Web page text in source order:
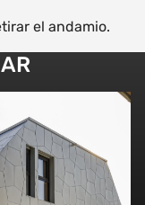
el andamio.